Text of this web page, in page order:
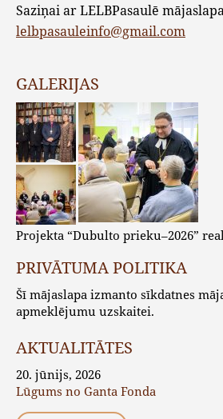
Saziņai ar LELBPasaulē
lelbpasauleinfo@gmail.com
GALERIJAS
Projekta “Dubulto prieku–2026”
PRIVĀTUMA POLITIKA
Šī mājaslapa izmanto sīkdatnes
apmeklējumu uzskaitei.
AKTUALITĀTES
20. jūnijs, 2026
Lūgums no Ganta Fonda